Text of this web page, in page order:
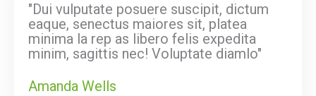
"Dui vulputate posuere suscipit, dictum
eaque, senectus maiores sit, platea
minima la rep as libero felis expedita
minim, sagittis nec! Voluptate diamlo"
Amanda Wells